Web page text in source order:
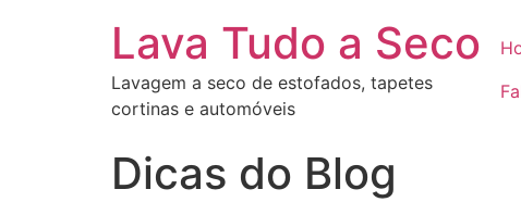
Lava Tudo a Seco
Lavagem a seco de estofados, tapetes
cortinas e automóveis
Dicas do Blog